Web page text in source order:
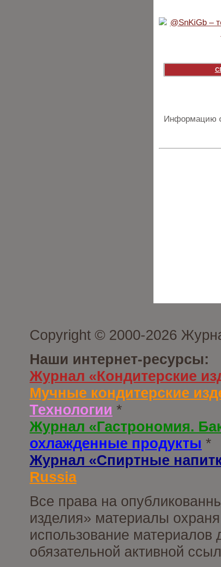
Информацию
Copyright © 2000-2026
Наши интернет-ресурсы:
Журнал «Кондитерские
Мучные кондитерские
Технологии *
Журнал «Гастрономия.
охлажденные продукты *
Журнал «Спиртные
Russia
Все права на
изделия» материалы
использование материалов
обязательной активной